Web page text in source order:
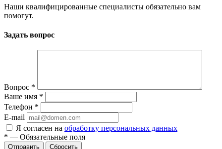
Наши квалифицированные специалисты обязательно вам
помогут.
Задать вопрос
Вопрос *
Ваше имя *
Телефон *
E-mail
Я согласен на обработку персональных данных
* — Обязательные поля
Сбросить